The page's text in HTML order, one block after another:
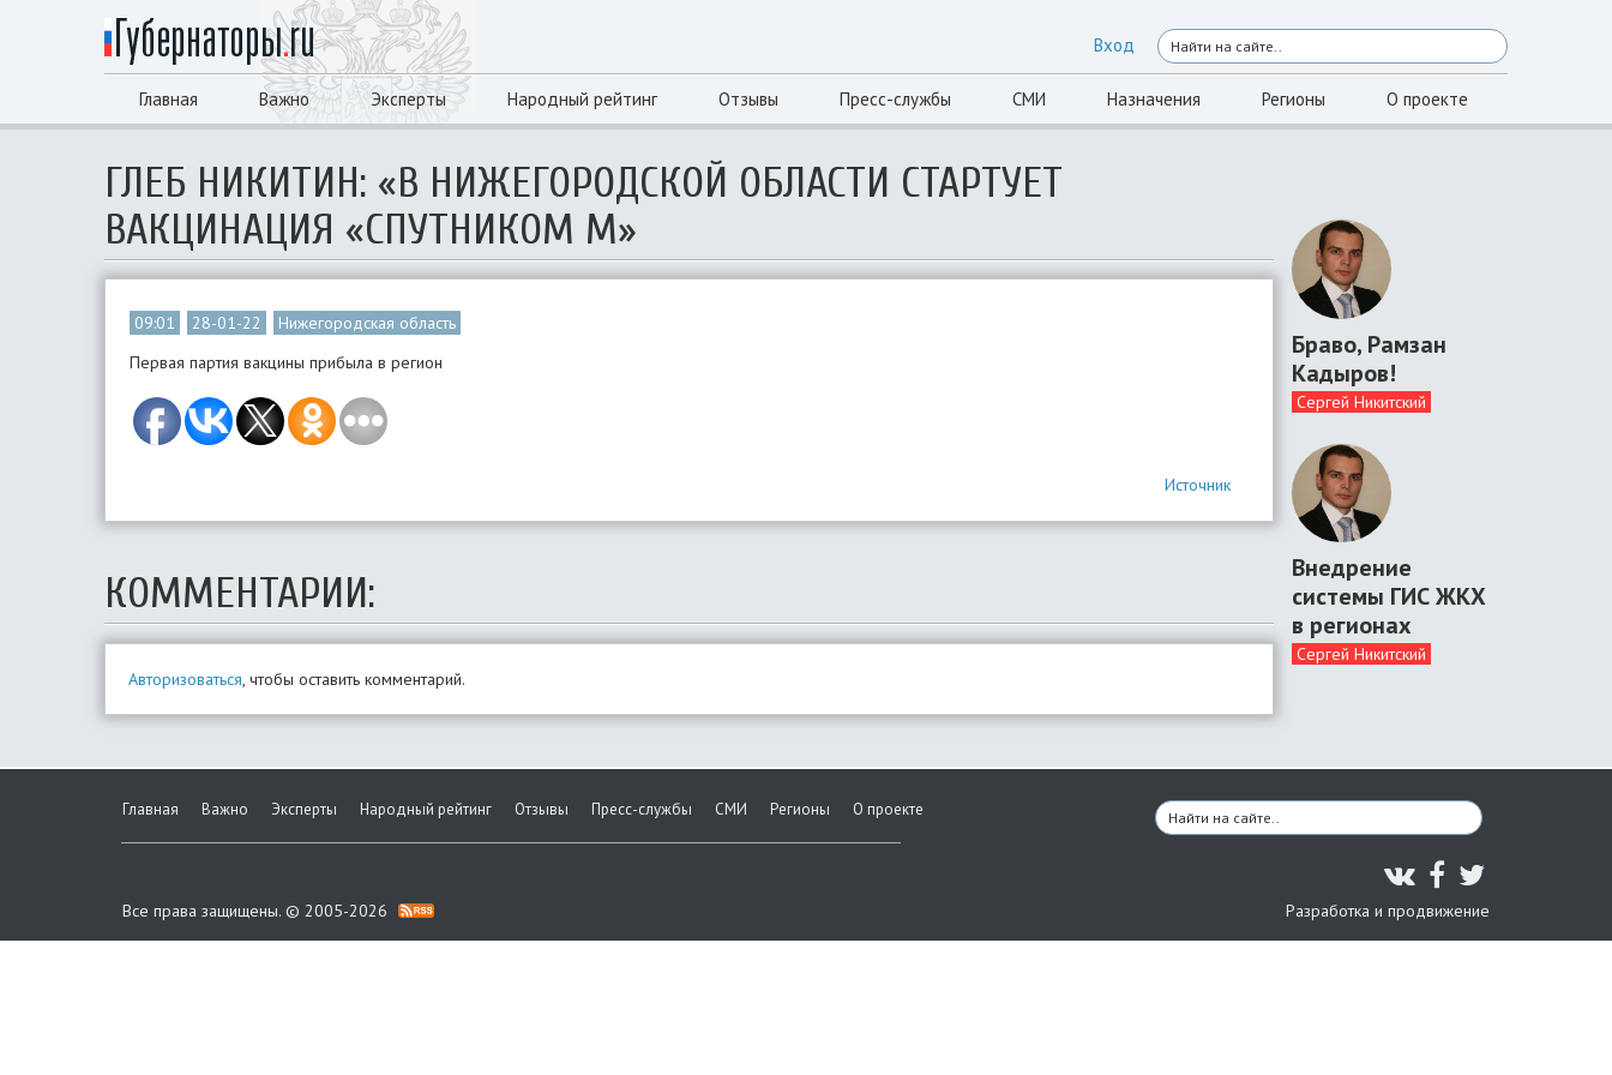
Вход
Главная Важно Эксперты Народный рейтинг Отзывы Пресс-службы СМИ Назначения Регионы О проекте
ГЛЕБ НИКИТИН: «В НИЖЕГОРОДСКОЙ ОБЛАСТИ СТАРТУЕТ
ВАКЦИНАЦИЯ «СПУТНИКОМ М»
09:01 28-01-22
Нижегородская область
Первая партия вакцины прибыла в регион
Источник
КОММЕНТАРИИ:
Авторизоваться, чтобы оставить комментарий.
Браво, Рамзан
Кадыров!
Сергей Никитский
Внедрение
системы ГИС ЖКХ
в регионах
Сергей Никитский
Главная Важно Эксперты Народный рейтинг Отзывы Пресс-службы СМИ Регионы О проекте
Все права защищены. © 2005-2026 Разработка и продвижение